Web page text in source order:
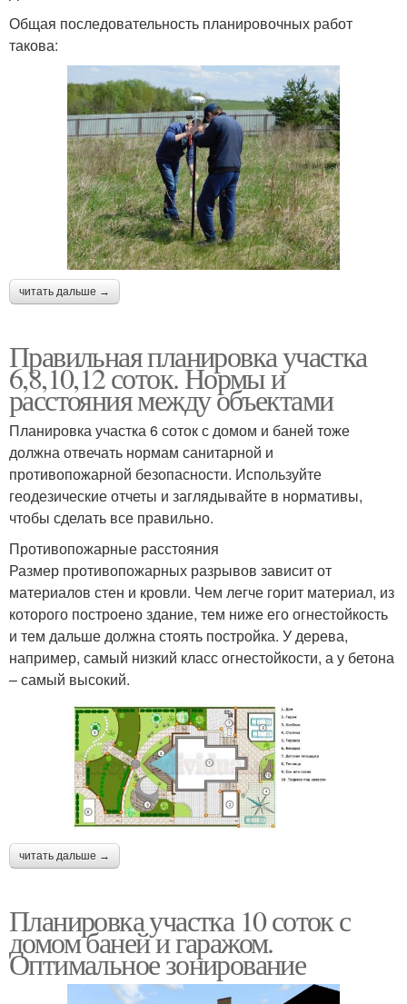
Общая последовательность планировочных работ
такова:
читать дальше →
Правильная планировка участка
6,8,10,12 соток. Нормы и
расстояния между объектами
Планировка участка 6 соток с домом и баней тоже
должна отвечать нормам санитарной и
противопожарной безопасности. Используйте
геодезические отчеты и заглядывайте в нормативы,
чтобы сделать все правильно.
Противопожарные расстояния
Размер противопожарных разрывов зависит от
материалов стен и кровли. Чем легче горит материал, из
которого построено здание, тем ниже его огнестойкость
и тем дальше должна стоять постройка. У дерева,
например, самый низкий класс огнестойкости, а у бетона
– самый высокий.
читать дальше →
Планировка участка 10 соток с
домом баней и гаражом.
Оптимальное зонирование